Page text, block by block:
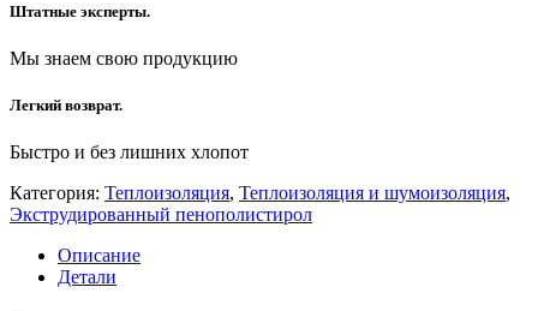
Штатные эксперты.
Мы знаем свою продукцию
Легкий возврат.
Быстро и без лишних хлопот
Категория: Теплоизоляция, Теплоизоляция и шумоизоляция,
Экструдированный пенополистирол
Описание
Детали